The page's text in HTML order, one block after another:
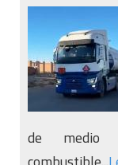
de medio